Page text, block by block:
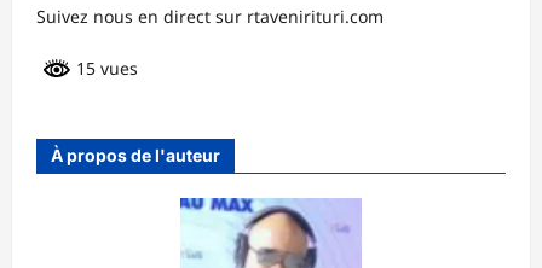
Suivez nous en direct sur rtavenirituri.com
15 vues
À propos de l'auteur